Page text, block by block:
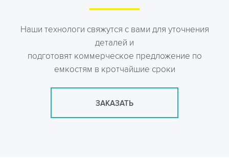
Наши технологи свяжутся с вами для уточнения
деталей и
подготовят коммерческое предложение по
емкостям в кротчайшие сроки
ЗАКАЗАТЬ